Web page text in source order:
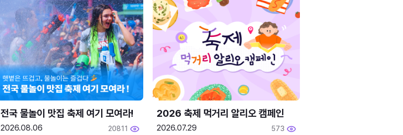
전국 물놀이 맛집 축제 여기 모여라!
2026.08.06 20811
2026 축제 먹거리 알리오 캠페인
2026.07.29 573